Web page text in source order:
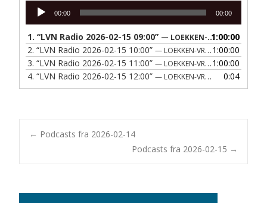
Lydafspiller
00:00 00:00
1. “LVN Radio 2026-02-15 09:00” — LOEKKEN-VRAA NAERRADIO 1:00:00
2. “LVN Radio 2026-02-15 10:00” — LOEKKEN-VRAA NAERRADIO
1:00:00
3. “LVN Radio 2026-02-15 11:00” — LOEKKEN-VRAA NAERRADIO
1:00:00
4. “LVN Radio 2026-02-15 12:00” — LOEKKEN-VRAA NAERRADIO 0:04
Post
← Podcasts fra 2026-02-14
Podcasts fra 2026-02-15 →